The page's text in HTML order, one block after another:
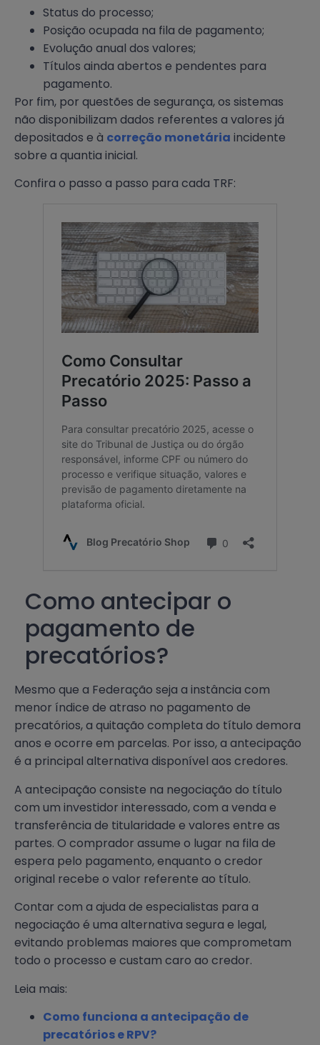
Status do processo;
Posição ocupada na fila de pagamento;
Evolução anual dos valores;
Títulos ainda abertos e pendentes para
pagamento.
Por fim, por questões de segurança, os sistemas
não disponibilizam dados referentes a valores já
depositados e à correção monetária incidente
sobre a quantia inicial.
Confira o passo a passo para cada TRF:
Como antecipar o
pagamento de
precatórios?
Mesmo que a Federação seja a instância com
menor índice de atraso no pagamento de
precatórios, a quitação completa do título demora
anos e ocorre em parcelas. Por isso, a antecipação
é a principal alternativa disponível aos credores.
A antecipação consiste na negociação do título
com um investidor interessado, com a venda e
transferência de titularidade e valores entre as
partes. O comprador assume o lugar na fila de
espera pelo pagamento, enquanto o credor
original recebe o valor referente ao título.
Contar com a ajuda de especialistas para a
negociação é uma alternativa segura e legal,
evitando problemas maiores que comprometam
todo o processo e custam caro ao credor.
Leia mais:
Como funciona a antecipação de
precatórios e RPV?